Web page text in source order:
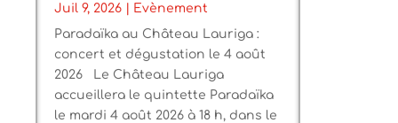
Juil 9, 2026
Evènement
Paradaïka au Château Lauriga :
concert et dégustation le 4 août
2026 Le Château Lauriga
accueillera le quintette Paradaïka
le mardi 4 août 2026 à 18 h, dans le